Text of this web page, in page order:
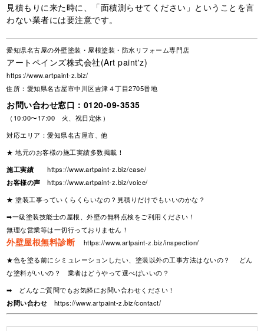
見積もりに来た時に、「面積測らせてください」ということを言
わない業者には要注意です。
愛知県名古屋の外壁塗装・屋根塗装・防水リフォーム専門店
アートペインズ株式会社(Art paint'z)
https://www.artpaint-z.biz/
住所：愛知県名古屋市中川区吉津４丁目2705番地
お問い合わせ窓口： 0120-09-3535
（10:00〜17:00 火、祝日定休）
対応エリア：愛知県名古屋市、他
★ 地元のお客様の施工実績多数掲載！
施工実績
https://www.artpaint-z.biz/case/
お客様の声
https://www.artpaint-z.biz/voice/
★ 塗装工事っていくらくらいなの？見積りだけでもいいのかな？
➡一級塗装技能士の屋根、外壁の無料点検をご利用ください！
無理な営業等は一切行っておりません！
外壁屋根無料診断
https://www.artpaint-z.biz/inspection/
★色を塗る前にシミュレーションしたい、塗装以外の工事方法はないの？ どん
な塗料がいいの？ 業者はどうやって選べばいいの？
➡ どんなご質問でもお気軽にお問い合わせください！
お問い合わせ
https://www.artpaint-z.biz/contact/